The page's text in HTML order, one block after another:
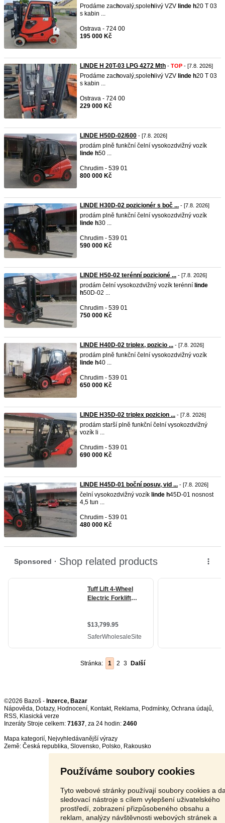
Používáme soubory cookies
Tyto webové stránky používají soubory cookies a
sledovací nástroje s cílem vylepšení uživatelského
prostředí, zobrazení přizpůsobeného obsahu a
reklam, analýzy návštěvnosti webových stránek a
Prodáme zachovalý,spole h livý VZV linde h20 T 03
s kabin ...
Ostrava - 724 00
195 000 Kč
LINDE H 20T-03 LPG 4272 Mth - TOP - [7.8. 2026]
Prodáme zachovalý,spole h livý VZV linde h20 T 03
s kabin ...
Ostrava - 724 00
229 000 Kč
LINDE H50D-02/600 - [7.8. 2026]
prodám plně funkční čelní vysokozdvižný vozík
linde h50 ...
Chrudim - 539 01
800 000 Kč
LINDE H30D-02 pozicionér s boč ... - [7.8. 2026]
prodám plně funkční čelní vysokozdvižný vozík
linde h30 ...
Chrudim - 539 01
590 000 Kč
LINDE H50-02 terénní pozicioné ... - [7.8. 2026]
prodám čelní vysokozdvižný vozík terénní linde
h50D-02 ...
Chrudim - 539 01
750 000 Kč
LINDE H40D-02 triplex, pozicio ... - [7.8. 2026]
prodám plně funkční čelní vysokozdvižný vozík
linde h40 ...
Chrudim - 539 01
650 000 Kč
LINDE H35D-02 triplex pozicion ... - [7.8. 2026]
prodám starší plně funkční čelní vysokozdvižný
vozík li ...
Chrudim - 539 01
690 000 Kč
LINDE H45D-01 boční posuv, vid ... - [7.8. 2026]
čelní vysokozdvižný vozík linde h45D-01 nosnost
4,5 tun ...
Chrudim - 539 01
480 000 Kč
Stránka: 1 2 3 Další
©2026 Bazoš - Inzerce, Bazar
Nápověda, Dotazy, Hodnocení, Kontakt, Reklama, Podmínky, Ochrana údajů,
RSS,
Inzeráty Stroje celkem: 71637, za 24 hodin: 2460
Mapa kategorií, Nejvyhledávanější výrazy
Země: Česká republika, Slovensko, Polsko, Rakousko